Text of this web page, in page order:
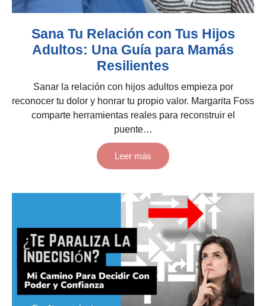
Sana Tu Relación con Tus Hijos
Adultos: Una Guía para Mamás
Resilientes
Sanar la relación con hijos adultos empieza por
reconocer tu dolor y honrar tu propio valor. Margarita Foss
comparte herramientas reales para reconstruir el
puente…
Leer más